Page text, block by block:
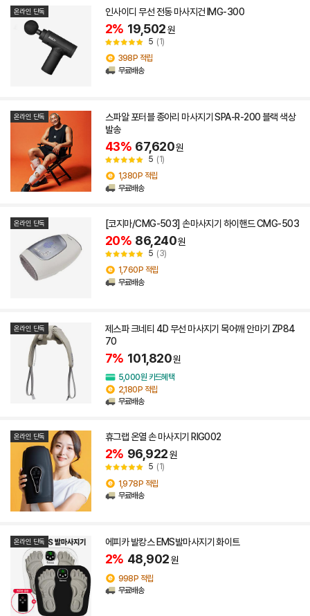
온라인 단독 인사이디 무선 전동 마사지건 IMG-300
2% 19,502원
5 (1)
398P 적립
무료배송
온라인 단독
스파알 포터블 종아리 마사지기 SPA-R-200 블랙 색상
발송
43% 67,620원
5 (1)
1,380P 적립
무료배송
온라인 단독 [코지마/CMG-503] 손마사지기 하이핸드 CMG-503
20% 86,240원
5 (3)
1,760P 적립
무료배송
온라인 단독
제스파 크네티 4D 무선 마사지기 목어깨 안마기 ZP84
70
7% 101,820원
5,000원 카드혜택
2,180P 적립
무료배송
온라인 단독 휴그랩 온열 손 마사지기 RIG002
2% 96,922원
5 (1)
1,978P 적립
무료배송
온라인 단독 에피카 발캉스 EMS발마사지기 화이트
2% 48,902원
998P 적립
무료배송